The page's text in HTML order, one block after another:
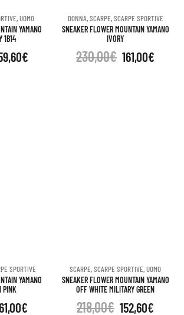
,UOMO
YAMANO
1B14
€
DONNA,SCARPE,SCARPE SPORTIVE
SNEAKER FLOWER MOUNTAIN YAMANO
IVORY
230,00€ 161,00€
SPORTIVE
YAMANO
PINK
€
SCARPE,SCARPE SPORTIVE,UOMO
SNEAKER FLOWER MOUNTAIN YAMANO
OFF WHITE MILITARY GREEN
218,00€ 152,60€